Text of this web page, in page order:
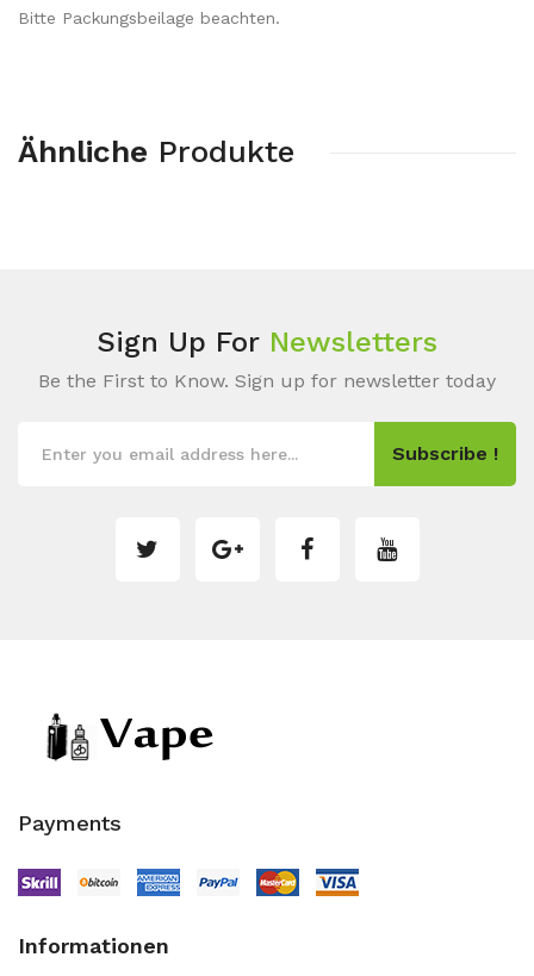
Bitte Packungsbeilage beachten.
Ähnliche Produkte
Sign Up For Newsletters
Be the First to Know. Sign up for newsletter today
Subscribe !
Payments
Informationen